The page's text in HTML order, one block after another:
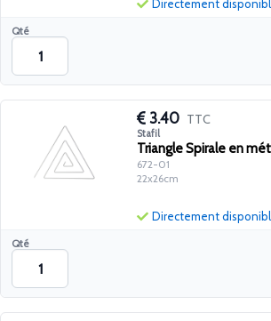
Qté
Directement
3.40 TTC
Stafil
Triangle Spirale en
672-01
22x26cm
Qté
Directement